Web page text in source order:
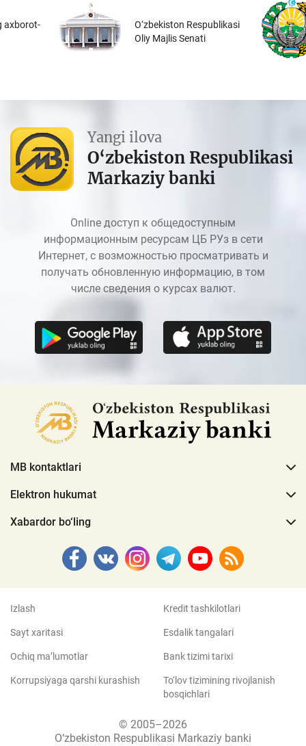
axborot-
O‘zbekiston Respublikasi
Oliy Majlis Senati
Yangi ilova
O‘zbekiston Respublikasi
Markaziy banki
Online доступ к общедоступным
информационным ресурсам ЦБ РУз в сети
Интернет, с возможностью просматривать и
получать обновленную информацию, в том
числе сведения о курсах валют.
MB kontaktlari
Elektron hukumat
Xabardor bo‘ling
Izlash
Sayt xaritasi
Ochiq ma’lumotlar
Korrupsiyaga qarshi kurashish
Kredit tashkilotlari
Esdalik tangalari
Bank tizimi tarixi
To‘lov tizimining rivojlanish
bosqichlari
© 2005–2026
O‘zbekiston Respublikasi Markaziy banki